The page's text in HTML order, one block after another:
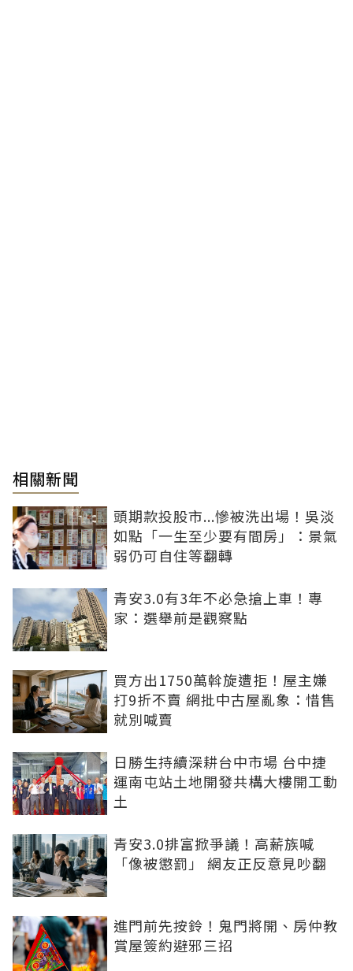
相關新聞
頭期款投股市...慘被洗出場！吳淡
如點「一生至少要有間房」：景氣
弱仍可自住等翻轉
青安3.0有3年不必急搶上車！專
家：選舉前是觀察點
買方出1750萬斡旋遭拒！屋主嫌
打9折不賣 網批中古屋亂象：惜售
就別喊賣
日勝生持續深耕台中市場 台中捷
運南屯站土地開發共構大樓開工動
土
青安3.0排富掀爭議！高薪族喊
「像被懲罰」 網友正反意見吵翻
進門前先按鈴！鬼門將開、房仲教
賞屋簽約避邪三招